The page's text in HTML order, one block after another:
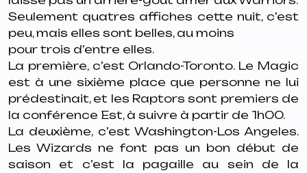
Seulement quatres affiches cette nuit, c’est
peu, mais elles sont belles, au moins
pour trois d’entre elles.
La première, c’est Orlando-Toronto. Le Magic
est à une sixième place que personnene lui
prédestinait, et les Raptors sont premiers de
la conférence Est, à suivre à partir de 1h00.
La deuxième, c’est Washington-Los Angeles.
Les Wizards ne font pas un bon début de
saison et c’est la pagaille au sein de la